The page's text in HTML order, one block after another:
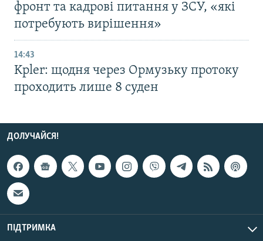
фронт та кадрові питання у ЗСУ, «які
потребують вирішення»
14:43
Kpler: щодня через Ормузьку протоку
проходить лише 8 суден
ДОЛУЧАЙСЯ!
ПІДТРИМКА